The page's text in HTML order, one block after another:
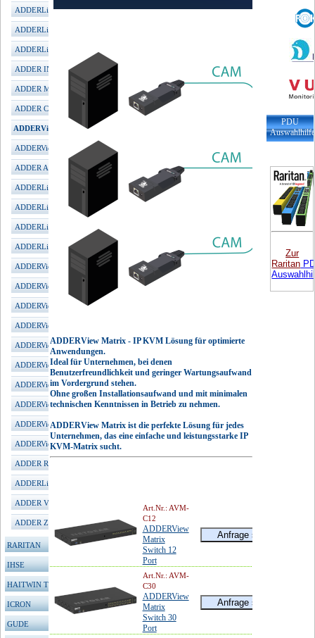
ADDERLink INFINITY 2100
ADDERLink INFINITY 3000
ADDERLink INFINITY 4001
ADDER INFINITY Manager
ADDER MultiViewer
ADDER CCS-PRO
ADDERView Matrix
ADDERView DDX
ADDER ARDx KVM-IP
ADDERLink iPeps mini
ADDERLink iPeps+ (HDMI)
ADDERLink iPeps (DVI)
ADDERLink iPeps (VGA)
ADDERView CATx 1000
ADDERView CATx IP1000
ADDERView CATx IP4000
ADDERView CATx IP5000
ADDERView PRO VGA
ADDERView PRO DVI
ADDERView PRO DP
ADDERView Secure
ADDERView Secure 4K
ADDERView RDX TFT
ADDER RED PSU
ADDERLink Audio/Video
ADDER VGA/DVI Konverter
ADDER Zubehör
RARITAN
IHSE
HAITWIN TFT
ICRON
GUDE
ADDERView Matrix - IP KVM Lösung für optimierte
Anwendungen.
Ideal für Unternehmen, bei denen
Benutzerfreundlichkeit und geringer Wartungsaufwand
im Vordergrund stehen.
Ohne großen Installationsaufwand und mit minimalen
technischen Kenntnissen in Betrieb zu nehmen.
ADDERView Matrix ist die perfekte Lösung für jedes
Unternehmen, das eine einfache und leistungsstarke IP
KVM-Matrix sucht.
Art.Nr.: AVM-
C12
ADDERView
Matrix
Switch 12
Port
Art.Nr.: AVM-
C30
ADDERView
Matrix
Switch 30
Port
PDU
Auswahlhilfe
Zur
Raritan